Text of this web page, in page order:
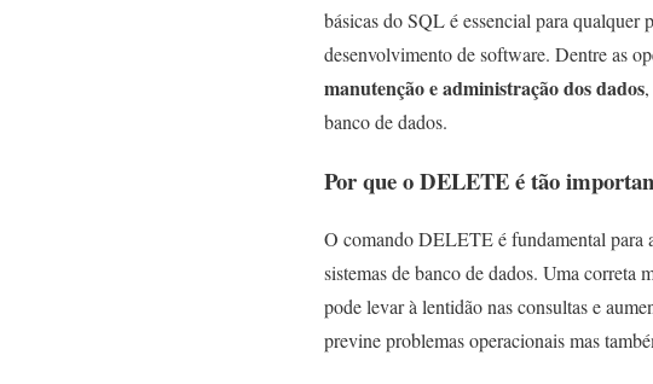
básicas do SQL é essencial para qualquer
desenvolvimento de software. Dentre as
manutenção e administração dos dados
banco de dados.
Por que o DELETE é tão
O comando DELETE é fundamental para
sistemas de banco de dados. Uma
pode levar à lentidão nas consultas e
previne problemas operacionais mas